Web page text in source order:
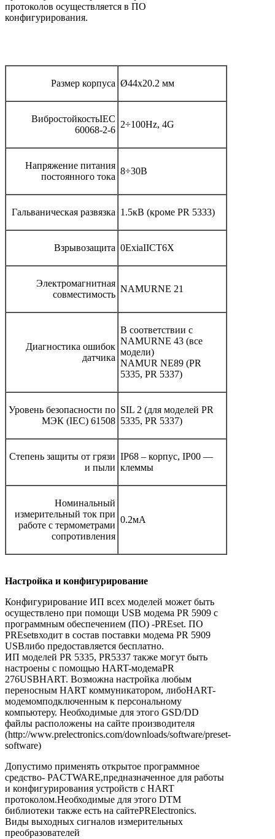
протоколов осуществляется в ПО
конфигурирования.
Размер корпуса Ø44х20.2 мм
ВибростойкостьIEC
60068-2-6
2÷100Hz, 4G
Напряжение питания
постоянного тока
8÷30В
Гальваническая развязка 1.5кВ (кроме PR 5333)
Взрывозащита 0ExiaIICT6X
Электромагнитная
совместимость
NAMURNE 21
Диагностика ошибок
датчика
В соответствии с
NAMURNE 43 (все
модели)
NAMUR NE89 (PR
5335, PR 5337)
Уровень безопасности по
МЭК (IEC) 61508
SIL 2 (для моделей PR
5335, PR 5337)
Степень защиты от грязи
и пыли
IP68 – корпус, IP00 —
клеммы
Номинальный
измерительный ток при
работе с термометрами
сопротивления
0.2мА
Настройка и конфигурирование
Конфигурирование ИП всех моделей может быть
осуществлено при помощи USB модема PR 5909 с
программным обеспечением (ПО) -PREset. ПО
PREsetвходит в состав поставки модема PR 5909
USBлибо предоставляется бесплатно.
ИП моделей PR 5335, PR5337 также могут быть
настроены с помощью HART-модемаPR
276USBHART. Возможна настройка любым
переносным HART коммуникатором, либоHART-
модемомподключенным к персональному
компьютеру. Необходимые для этого GSD/DD
файлы расположены на сайте производителя
(http://www.prelectronics.com/downloads/software/preset-
software)
Допустимо применять открытое программное
средство- PACTWARE,предназначенное для работы
и конфигурирования устройств с HART
протоколом.Необходимые для этого DTM
библиотеки также есть на сайтеPRElectronics.
Виды выходных сигналов измерительных
преобразователей